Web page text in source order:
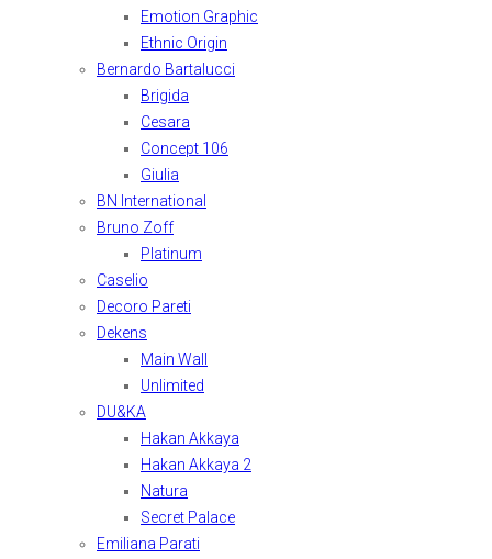
Emotion Graphic
Ethnic Origin
Bernardo Bartalucci
Brigida
Cesara
Concept 106
Giulia
BN International
Bruno Zoff
Platinum
Caselio
Decoro Pareti
Dekens
Main Wall
Unlimited
DU&KA
Hakan Akkaya
Hakan Akkaya 2
Natura
Secret Palace
Emiliana Parati